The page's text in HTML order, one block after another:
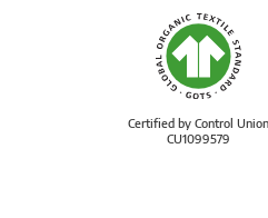
Certified by Control Union
CU1099579